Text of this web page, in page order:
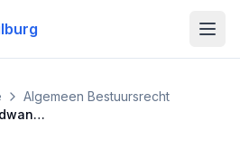
Algemeen Bestuursrecht
Invorderingsbesluit dwangsom